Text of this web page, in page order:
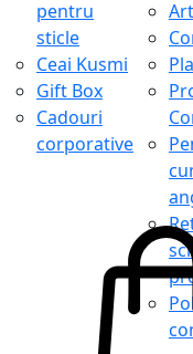
pentru
sticle
Ceai Kusmi
Gift Box
Cadouri
corporative